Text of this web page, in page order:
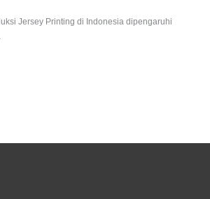
Jersey Printing di Indonesia dipengaruhi